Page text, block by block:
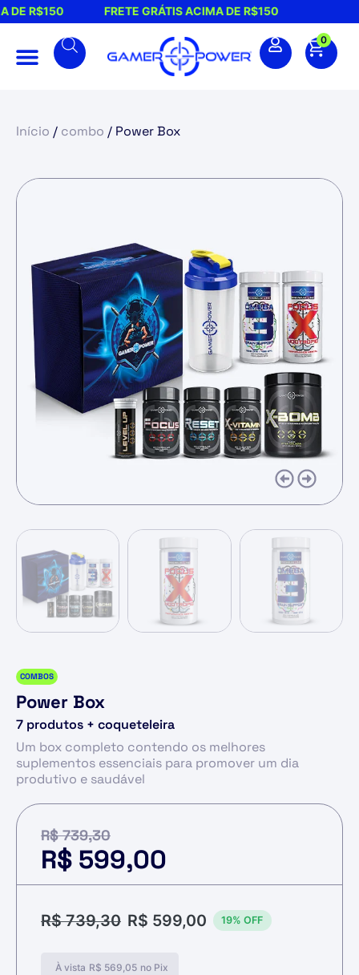
DE R$150 FRETE GRÁTIS ACIMA DE R$150
0
Início / combo / Power Box
COMBOS
Power Box
7 produtos + coqueteleira
Um box completo contendo os melhores
suplementos essenciais para promover um dia
produtivo e saudável
R$739,30
R$ 599,00
R$739,30 R$ 599,00 19% OFF
À vista R$ 569,05 no Pix